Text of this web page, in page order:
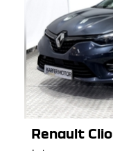
Renault Clio